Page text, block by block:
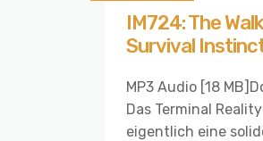
IM724: The
Survival
MP3 Audio [18
Das Terminal
eigentlich eine